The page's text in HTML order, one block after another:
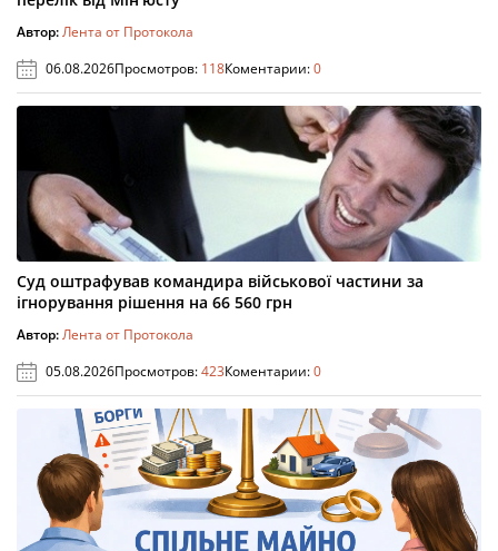
Автор:Лента от Протокола
06.08.2026Просмотров: 118Коментарии:0
Суд оштрафував командира військової частини за
ігнорування рішення на 66 560 грн
Автор:Лента от Протокола
05.08.2026Просмотров:423Коментарии:0